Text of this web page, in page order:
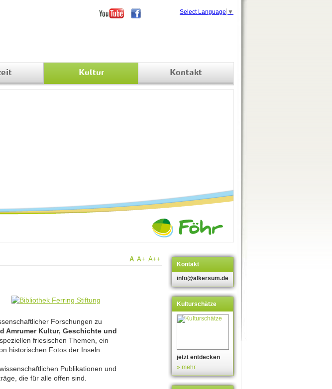
Kultur Kontakt
A A+ A++
Forschungen zu
Amrumer Kultur, Geschichte und
friesischen Themen, ein
historischen Fotos der Inseln.
Publikationen und
die für alle offen sind.
Kontakt
info@alkersum.de
Kulturschätze
jetzt entdecken
» mehr
Select Language ▼